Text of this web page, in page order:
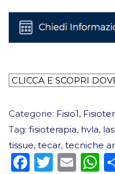
Categorie: Fisio1,
Tag: fisioterapia, hvla,
tissue, tecar, tecniche